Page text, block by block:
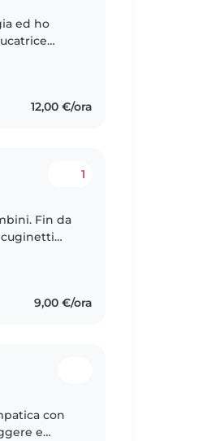
ed ho
12,00 €/ora
1
Fin da
cuginetti
9,00 €/ora
con
e